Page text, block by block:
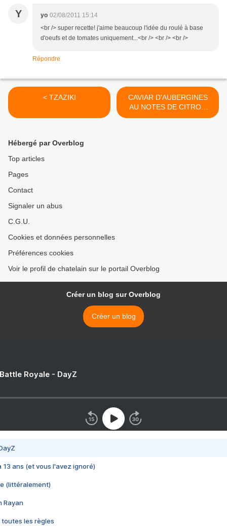
Y yo 02/08/2011 15:14
<br /> super recette! j'aime beaucoup l'idée du roulé à base
d'oeufs et de tomates uniquement...<br /> <br /> <br />
Répondre
< TZAZIKI
CAVIAR D'AUBERGINES
AU NOTES DE CITRON
CONFIT >
Hébergé par Overblog
Top articles
Pages
Contact
Signaler un abus
C.G.U.
Cookies et données personnelles
Préférences cookies
Voir le profil de chatelain sur le portail Overblog
Créer un blog sur Overblog
Créer un blog
Royale - DayZ
13 ans (et vous l'avez ignoré)
(littéralement)
Rayan
toutes les règles